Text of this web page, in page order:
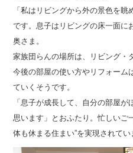
「私はリビングから外の景色を
です。息子はリビングの床一面に
奥さま。
家族団らんの場所は、リビング・
今後の部屋の使い方やリフォーム
ていくそうです。
「息子が成長して、自分の部屋
思います」とおふたり。忙しいご
体も休まる住まい”を実現されてい